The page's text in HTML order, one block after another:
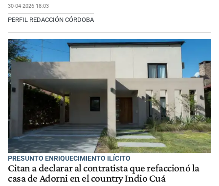
30-04-2026 18:03
PERFIL REDACCIÓN CÓRDOBA
PRESUNTO ENRIQUECIMIENTO ILÍCITO
Citan a declarar al contratista que refaccionó la
casa de Adorni en el country Indio Cuá